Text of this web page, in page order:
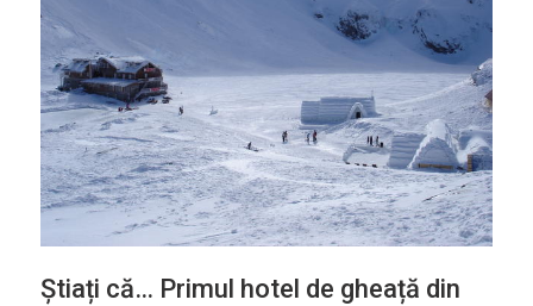
Știați că… Primul hotel de gheață din